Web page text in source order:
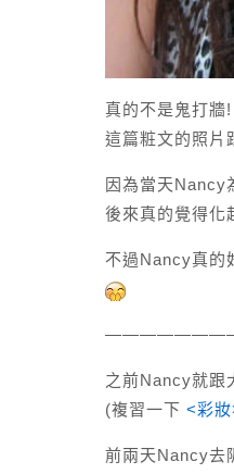
真的不是鬼打牆!
這篇粧文的照片
因為當天Nancy
後來真的覺得化
不過Nancy真的
之前Nancy就跟
(複習一下<彩
前兩天Nancy去